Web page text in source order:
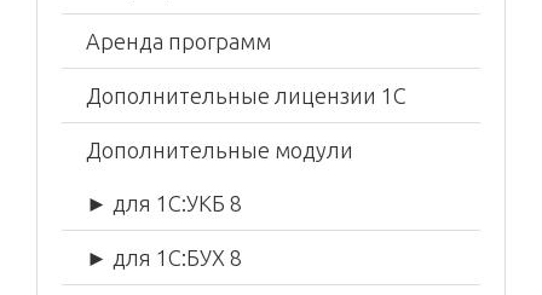
Аренда программ
Дополнительные лицензии 1С
Дополнительные модули
► для 1С:УКБ 8
► для 1С:БУХ 8